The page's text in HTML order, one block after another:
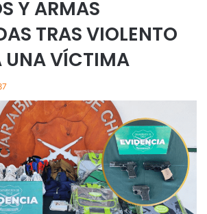
Y ARMAS
TRAS VIOLENTO
UNA VÍCTIMA